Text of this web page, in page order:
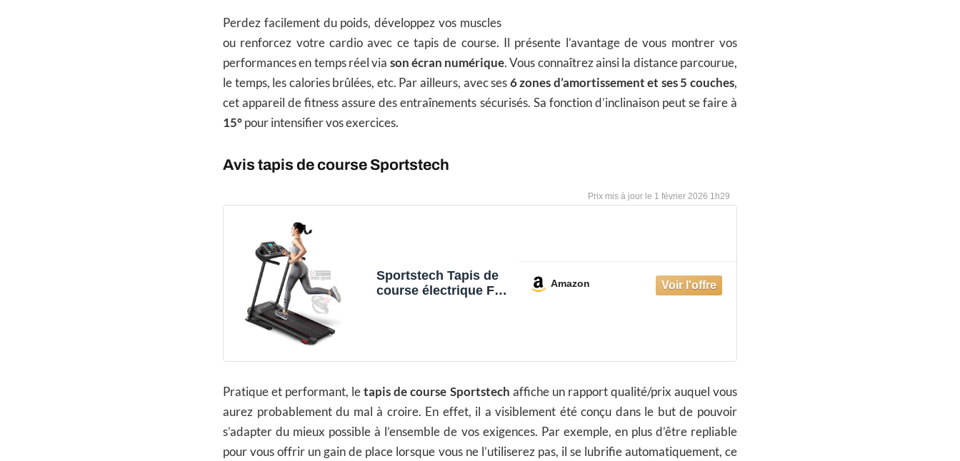
Perdez facilement du poids, développez vos muscles
ou renforcez votre cardio avec ce tapis de course. Il présente l’avantage de vous montrer vos
performances en temps réel via son écran numérique. Vous connaîtrez ainsi la distance parcourue,
le temps, les calories brûlées, etc. Par ailleurs, avec ses 6 zones d’amortissement et ses 5 couches,
cet appareil de fitness assure des entraînements sécurisés. Sa fonction d’inclinaison peut se faire à
15° pour intensifier vos exercices.
Avis tapis de course Sportstech
1 février 2026 1h29
Sportstech Tapis de
course électrique F10
ceinture cardio,
KM/H, Tapis roulant,
Tapis de marche, 13
programmes
Amazon
Pratique et performant, letapis de course Sportstech affiche un rapport qualité/prix auquel vous
aurez probablement du mal à croire. En effet, il a visiblement été conçu dans le but de pouvoir
s’adapter du mieux possible à l’ensemble de vos exigences. Par exemple, en plus d’être repliable
pour vous offrir un gain de place lorsque vous ne l’utiliserez pas, il se lubrifie automatiquement, ce